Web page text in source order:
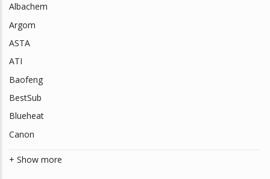
Albachem
Argom
ASTA
ATI
Baofeng
BestSub
Blueheat
Canon
+ Show more